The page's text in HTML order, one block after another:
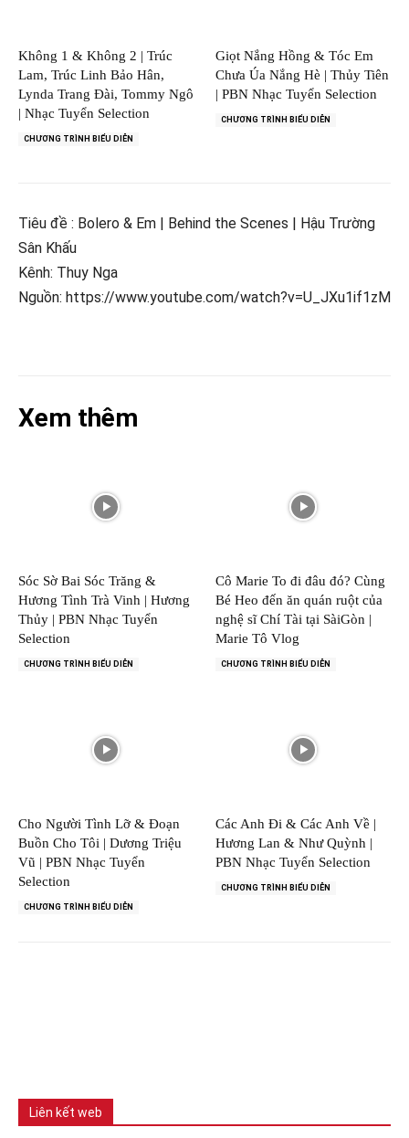
Không 1 & Không 2 | Trúc
Lam, Trúc Linh Bảo Hân,
Lynda Trang Đài, Tommy Ngô
| Nhạc Tuyển Selection
CHƯƠNG TRÌNH BIỂU DIỄN
Giọt Nắng Hồng & Tóc Em
Chưa Úa Nắng Hè | Thủy Tiên
| PBN Nhạc Tuyển Selection
CHƯƠNG TRÌNH BIỂU DIỄN
Tiêu đề : Bolero & Em | Behind the Scenes | Hậu Trường
Sân Khấu
Kênh: Thuy Nga
Nguồn: https://www.youtube.com/watch?v=U_JXu1if1zM
Xem thêm
Sóc Sờ Bai Sóc Trăng &
Hương Tình Trà Vinh | Hương
Thủy | PBN Nhạc Tuyển
Selection
CHƯƠNG TRÌNH BIỂU DIỄN
Cô Marie To đi đâu đó? Cùng
Bé Heo đến ăn quán ruột của
nghệ sĩ Chí Tài tại SàiGòn |
Marie Tô Vlog
CHƯƠNG TRÌNH BIỂU DIỄN
Cho Người Tình Lỡ & Đoạn
Buồn Cho Tôi | Dương Triệu
Vũ | PBN Nhạc Tuyển
Selection
CHƯƠNG TRÌNH BIỂU DIỄN
Các Anh Đi & Các Anh Về |
Hương Lan & Như Quỳnh |
PBN Nhạc Tuyển Selection
CHƯƠNG TRÌNH BIỂU DIỄN
Liên kết web